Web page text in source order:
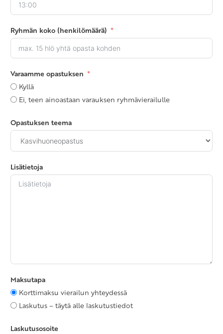
Ryhmän koko (henkilömäärä)
Varaamme opastuksen
Kyllä
Ei, teen ainoastaan varauksen ryhmävierailulle
Opastuksen teema
Lisätietoja
Maksutapa
Korttimaksu vierailun yhteydessä
Laskutus – täytä alle laskutustiedot
Laskutusosoite